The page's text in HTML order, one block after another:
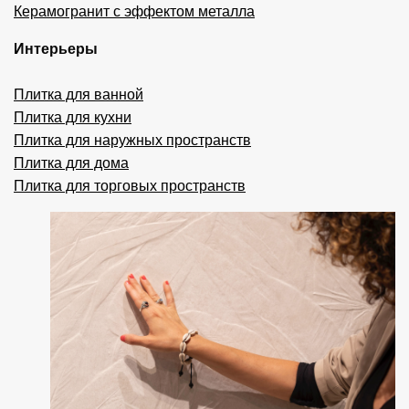
Керамогранит с эффектом металла
Интерьеры
Плитка для ванной
Плитка для кухни
Плитка для наружных пространств
Плитка для дома
Плитка для торговых пространств